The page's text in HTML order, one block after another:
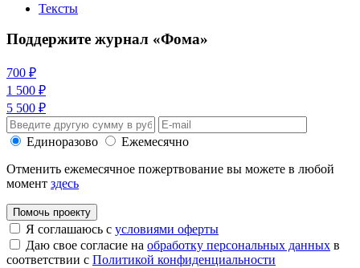
Тексты
Поддержите журнал «Фома»
700 ₽
1 500 ₽
5 500 ₽
Единоразово
Ежемесячно
Отменить ежемесячное пожертвование вы можете в любой
момент здесь
Помочь проекту
Я соглашаюсь с условиями оферты
Даю свое согласие на обработку персональных данных в
соответствии с Политикой конфиденциальности